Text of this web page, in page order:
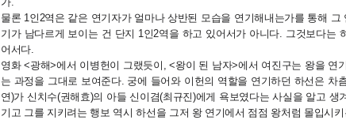
물론 1인2역은 같은 연기자가 얼마나 상반된 모습을 연기해내는가를 통해
기가 남다르게 보이는 건 단지 1인2역을 하고 있어서가 아니다. 그것보다는
어서다.
영화 <광해>에서 이병헌이 그랬듯이, <왕이 된 남자>에서 여진구는 왕을
는 과정을 그대로 보여준다. 궁에 들어와 이헌의 역할을 연기하던 하선은
연)가 신치수(권해효)의 아들 신이겸(최규진)에게 욕보였다는 사실을 알고
기고 그를 지키려는 행보 역시 하선을 그저 왕 연기에서 점점 왕처럼 몰입시